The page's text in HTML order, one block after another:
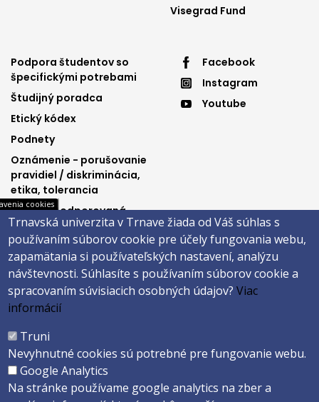
Visegrad Fund
Footer
menu
3
Podpora študentov so
špecifickými potrebami
Študijný poradca
Etický kódex
Podnety
Oznámenie - porušovanie
pravidiel / diskriminácia,
etika, tolerancia
Výučba podporovaná
Ministerstvom
spravodlivosti SR
Footer
menu
Facebook
Instagram
Youtube
Päta
Vyhlásenie o prístupnosti
Copyright ©2026 Právnická fakulta · Trnavská univerzita v Trnave
Created byActivIT s.r.o.
cookies
Trnavská univerzita v Trnave žiada od Váš súhlas s
používaním súborov cookie pre účely fungovania webu,
zapamätania si používateľských nastavení, analýzu
návštevnosti. Súhlasíte s používaním súborov cookie a
spracovaním súvisiacich osobných údajov?Viac
informácií
Truni
Nevyhnutné cookies sú potrebné pre fungovanie webu.
Google Analytics
Na stránke používame google analytics na zber a